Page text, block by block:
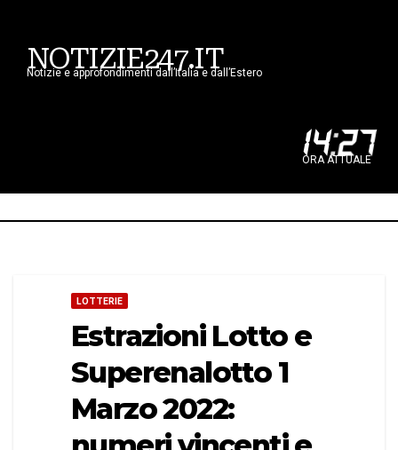
NOTIZIE247.IT
Notizie e approfondimenti dall’Italia e dall’Estero
14:27
ORA ATTUALE
LOTTERIE
Estrazioni Lotto e
Superenalotto 1
Marzo 2022: